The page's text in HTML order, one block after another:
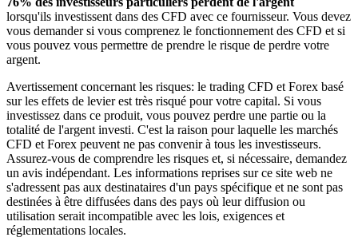
lorsqu'ils investissent dans des CFD avec ce fournisseur. Vous devez
vous demander si vous comprenez le fonctionnement des CFD et si
vous pouvez vous permettre de prendre le risque de perdre votre
argent.
Avertissement concernant les risques: le trading CFD et Forex basé
sur les effets de levier est très risqué pour votre capital. Si vous
investissez dans ce produit, vous pouvez perdre une partie ou la
totalité de l'argent investi. C'est la raison pour laquelle les marchés
CFD et Forex peuvent ne pas convenir à tous les investisseurs.
Assurez-vous de comprendre les risques et, si nécessaire, demandez
un avis indépendant. Les informations reprises sur ce site web ne
s'adressent pas aux destinataires d'un pays spécifique et ne sont pas
destinées à être diffusées dans des pays où leur diffusion ou
utilisation serait incompatible avec les lois, exigences et
réglementations locales.